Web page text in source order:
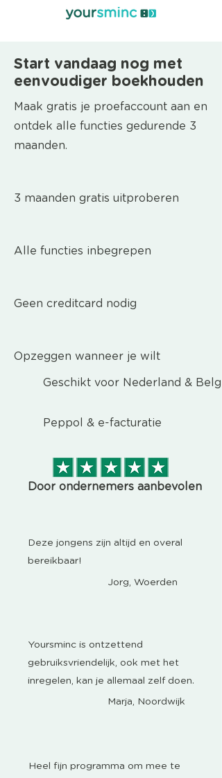
Start vandaag nog met
eenvoudiger boekhouden
Maak gratis je proefaccount aan en
ontdek alle functies gedurende 3
maanden.
3 maanden gratis uitproberen
Alle functies inbegrepen
Geen creditcard nodig
Opzeggen wanneer je wilt
Geschikt voor Nederland &
Peppol & e-facturatie
Door ondernemers aanbevolen
Deze jongens zijn altijd en overal
bereikbaar!
Jorg, Woerden
Yoursminc is ontzettend
gebruiksvriendelijk, ook met het
inregelen, kan je allemaal zelf doen.
Marja, Noordwijk
Heel fijn programma om mee te